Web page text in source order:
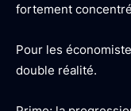
fortement
Pour les
double réalité.